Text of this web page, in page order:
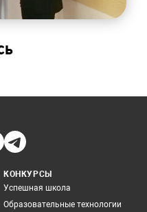
КОНКУРСЫ
Успешная школа
Образовательные технологии